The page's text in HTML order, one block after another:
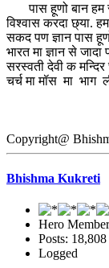
पास हूणो बान हम
विश्वास करदा छ्या.
सकद पण ज्ञान पास
भारत मा ज्ञान से
सरस्वती देवी क
चर्च मा मॉस मा भाग
Copyright@
Bhishma Kukreti
Hero Member
Posts: 18,808
Logged